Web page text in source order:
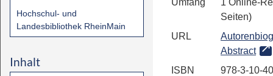
Hochschul- und
Landesbibliothek RheinMain
Inhalt
Umfang
1 Online-
Seiten)
URL
Abstract
ISBN
978-3-10-